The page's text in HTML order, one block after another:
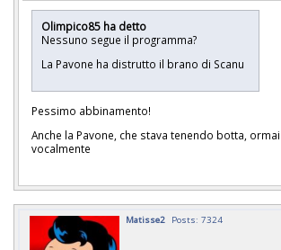
Olimpico85 ha detto
Nessuno segue il programma?
La Pavone ha distrutto il brano di Scanu
Pessimo abbinamento!
Anche la Pavone, che stava tenendo botta,
vocalmente
Matisse2 Posts: 7324